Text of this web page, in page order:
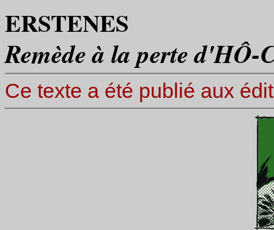
ERSTENES
Remède à la perte
Ce texte a été publié aux